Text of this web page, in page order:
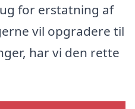
for erstatning af
vil opgradere til
har vi den rette